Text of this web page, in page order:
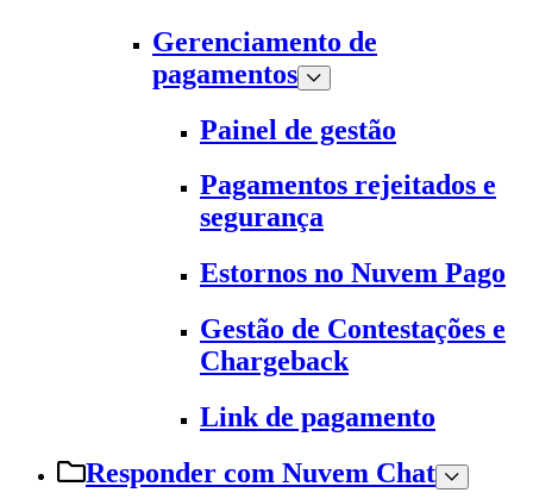
Gerenciamento de
pagamentos
Painel de gestão
Pagamentos rejeitados e
segurança
Estornos no Nuvem Pago
Gestão de Contestações e
Chargeback
Link de pagamento
Responder com Nuvem Chat